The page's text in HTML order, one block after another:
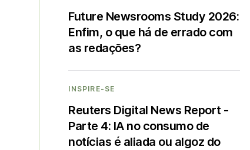
Future Newsrooms Study 2026:
Enfim, o que há de errado com
as redações?
INSPIRE-SE
Reuters Digital News Report -
Parte 4: IA no consumo de
notícias é aliada ou algoz do